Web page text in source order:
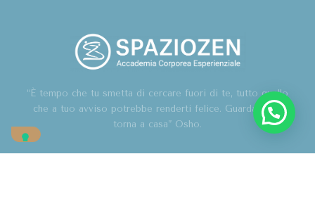
“È tempo che tu smetta di cercare fuori di te, tutto quello
che a tuo avviso potrebbe renderti felice. Guarda in te,
torna a casa” Osho.